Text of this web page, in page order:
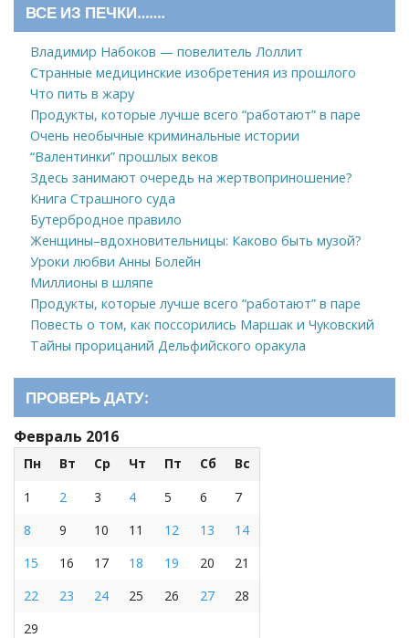
ВСЕ ИЗ ПЕЧКИ…….
Владимир Набоков — повелитель Лоллит
Странные медицинские изобретения из прошлого
Что пить в жару
Продукты, которые лучше всего “работают” в паре
Очень необычные криминальные истории
“Валентинки” прошлых веков
Здесь занимают очередь на жертвоприношение?
Книга Страшного суда
Бутербродное правило
Женщины–вдохновительницы: Каково быть музой?
Уроки любви Анны Болейн
Миллионы в шляпе
Продукты, которые лучше всего “работают” в паре
Повесть о том, как поссорились Маршак и Чуковский
Тайны прорицаний Дельфийского оракула
ПРОВЕРЬ ДАТУ:
Февраль 2016
Пн Вт Ср Чт Пт Сб
Вс
1
2 3 4 5 6
7
8
9 10 11 12 13
14
15
16 17 18 19 20
21
22
23 24 25 26 27
28
29